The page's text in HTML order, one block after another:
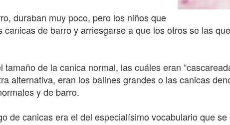
duraban muy poco, pero los niños que
de barro y arriesgarse a que los otros se las
de la canica normal, las cuáles eran
alternativa, eran los balines grandes o las canicas
y de barro.
de canicas era el del especialísimo vocabulario que